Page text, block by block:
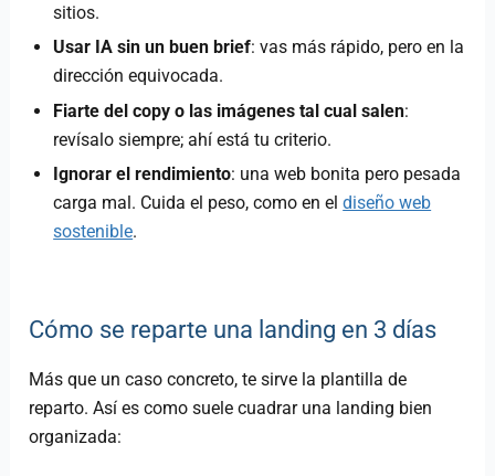
sitios.
Usar IA sin un buen brief: vas más rápido, pero en la
dirección equivocada.
Fiarte del copy o las imágenes tal cual salen:
revísalo siempre; ahí está tu criterio.
Ignorar el rendimiento: una web bonita pero pesada
carga mal. Cuida el peso, como en eldiseño web
sostenible.
Cómo se reparte una landing en 3 días
Más que un caso concreto, te sirve la plantilla de
reparto. Así es como suele cuadrar una landing bien
organizada: